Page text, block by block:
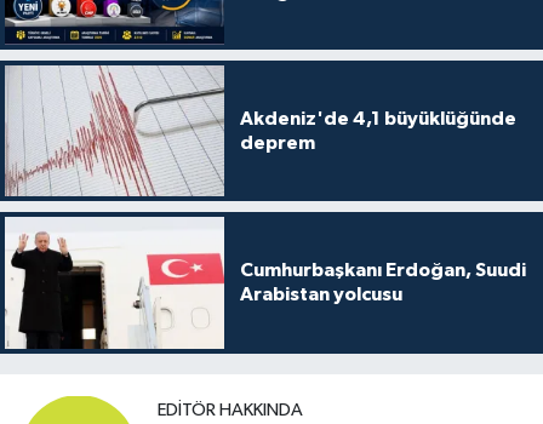
Akdeniz'de 4,1 büyüklüğünde
deprem
Cumhurbaşkanı Erdoğan, Suudi
Arabistan yolcusu
EDITÖR HAKKINDA